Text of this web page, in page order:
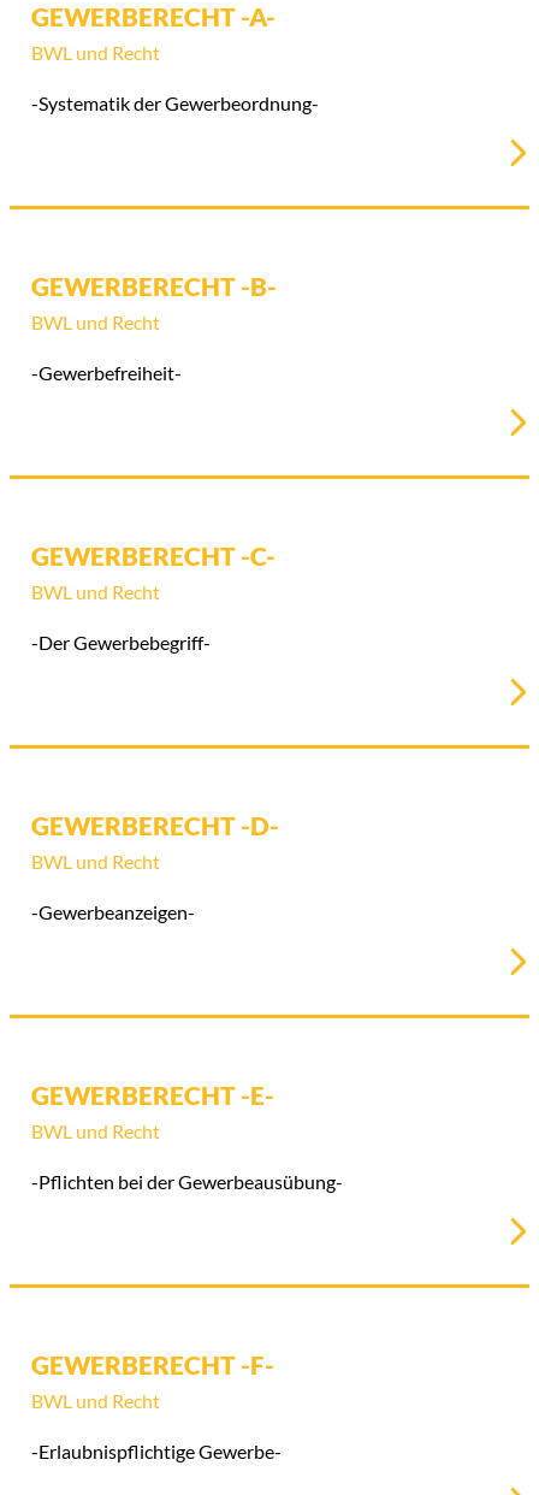
GEWERBERECHT -A-
BWL und Recht
-Systematik der Gewerbeordnung-
GEWERBERECHT -B-
BWL und Recht
-Gewerbefreiheit-
GEWERBERECHT -C-
BWL und Recht
-Der Gewerbebegriff-
GEWERBERECHT -D-
BWL und Recht
-Gewerbeanzeigen-
GEWERBERECHT -E-
BWL und Recht
-Pflichten bei der Gewerbeausübung-
GEWERBERECHT -F-
BWL und Recht
-Erlaubnispflichtige Gewerbe-